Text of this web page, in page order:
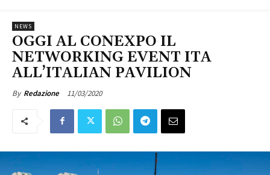
NEWS
OGGI AL CONEXPO IL
NETWORKING EVENT ITA
ALL’ITALIAN PAVILION
By Redazione 11/03/2020